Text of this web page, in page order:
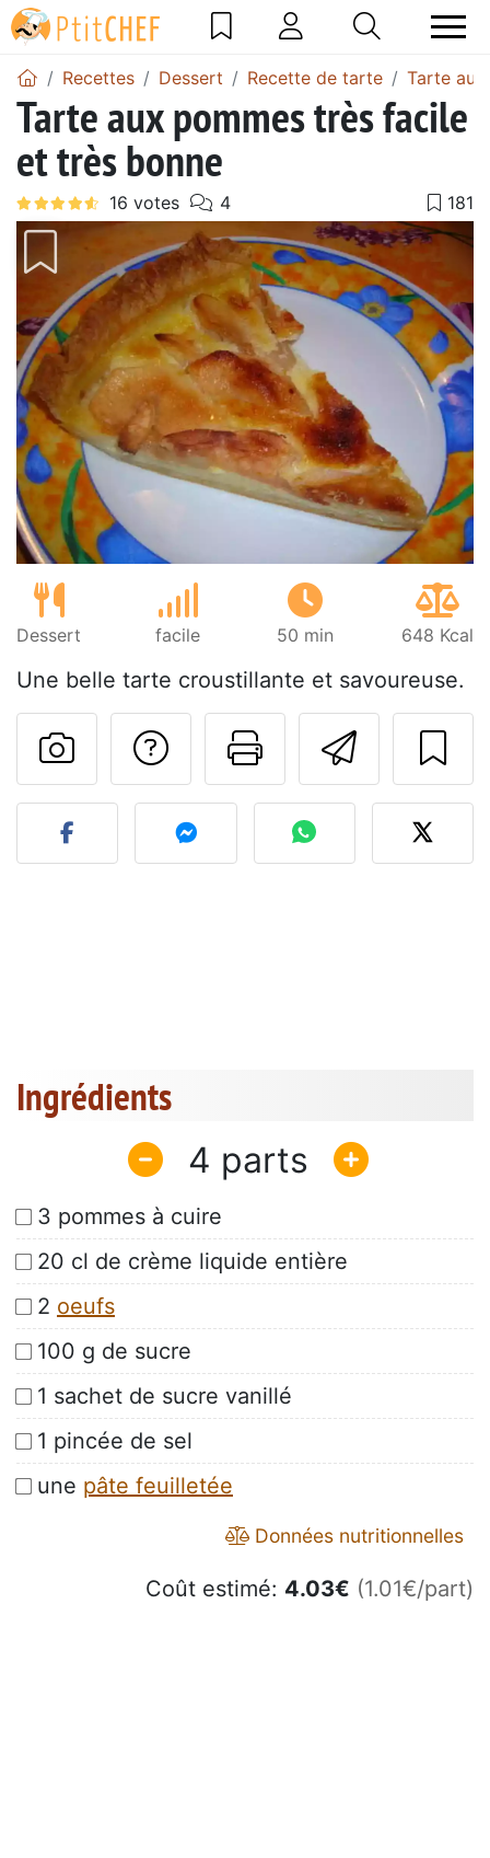
Recettes Dessert Recette de tarte Tarte
Tarte aux pommes très facile
et très bonne
Dessert facile 50 min 648 Kcal
Une belle tarte croustillante et savoureuse.
Imprimer
Poser une
Publier votre photo de
Ingrédients
4
3 pommes à cuire
20 cl de crème liquide entière
2 oeufs
100 g de sucre
1 sachet de sucre vanillé
1 pincée de sel
une pâte feuilletée
Données nutritionnelles
Coût estimé: 4.03€ (1.01€/part)